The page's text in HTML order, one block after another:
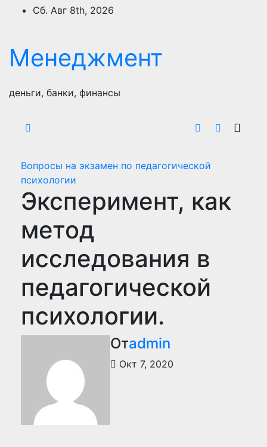
ПерейтиСб. Авг 8th, 2026
Менеджмент
деньги, банки, финансы
Вопросы на экзамен по педагогической
психологии
Эксперимент, как
метод
исследования в
педагогической
психологии.
Отadmin
Окт 7, 2020